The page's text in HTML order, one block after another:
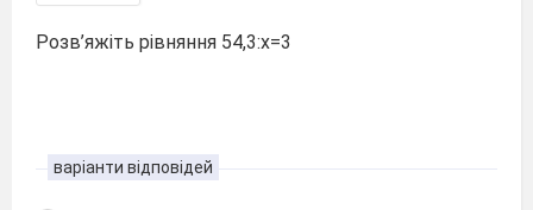
Розв’яжіть рівняння 54,3:х=3
варіанти відповідей